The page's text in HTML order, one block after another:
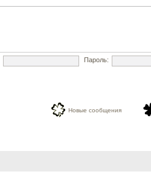
Пароль:
Новые сообщения